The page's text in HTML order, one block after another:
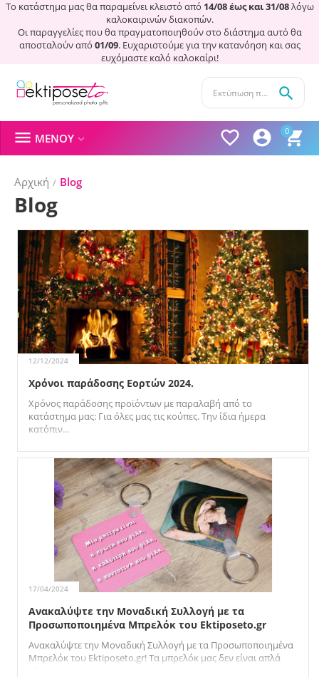
Το κατάστημα μας θα παραμείνει κλειστό από 14/08 έως και 31/08λόγω
καλοκαιρινών διακοπών.
Οι παραγγελίες που θα πραγματοποιηθούν στο διάστημα αυτό θα
αποσταλούν από 01/09. Ευχαριστούμε για την κατανόηση και σας
ευχόμαστε καλό καλοκαίρι!
0




 ΜΕΝΟΎ 
Αρχική / Blog
Blog
12/12/2024
Χρόνοι παράδοσης Εορτών 2024.
Χρόνος παράδοσης προϊόντων με παραλαβή από το
κατάστημα μας: Για όλες μας τις κούπες. Την ίδια ήμερα
κατόπιν...
17/04/2024
Ανακαλύψτε την Μοναδική Συλλογή με τα
Προσωποποιημένα Μπρελόκ του Ektiposeto.gr
Ανακαλύψτε την Μοναδική Συλλογή με τα Προσωποποιημένα
Μπρελόκ του Ektiposeto.gr! Τα μπρελόκ μας δεν είναι απλά